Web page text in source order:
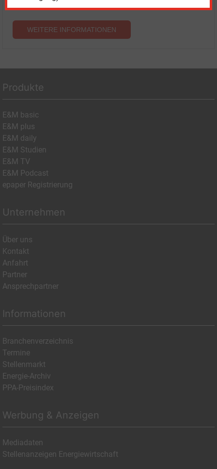
über Ihre Anfrage.
WEITERE INFORMATIONEN
Produkte
E&M basic
E&M plus
E&M daily
E&M Studien
E&M TV
E&M Podcast
epaper Registrierung
Unternehmen
Über uns
Kontakt
Anfahrt
Partner
Ansprechpartner
Informationen
Branchenverzeichnis
Termine
Stellenmarkt
Energie-Archiv
PPA-Preisindex
Werbung & Anzeigen
Mediadaten
Stellenanzeigen Energiewirtschaft